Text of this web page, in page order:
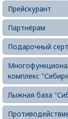
Прейскурант
Партнёрам
Подарочный
комплекс
Лыжная база